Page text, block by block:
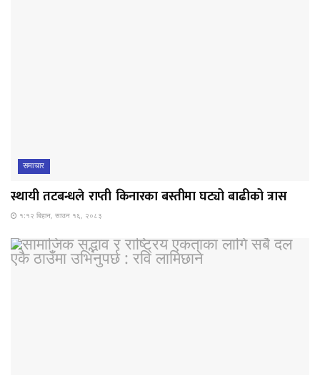
समाचार
स्थायी तटबन्धले राप्ती किनारका बस्तीमा घट्यो बाढीको त्रास
१:१२ बिहान, साउन १६, २०८३